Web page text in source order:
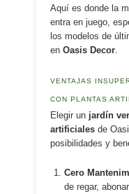
Aquí es donde la
entra en juego,
los modelos de
enOasis Decor.
VENTAJAS
CON PLANTAS
Elegir un jardín
artificiales de
posibilidades y
Cero
de regar,